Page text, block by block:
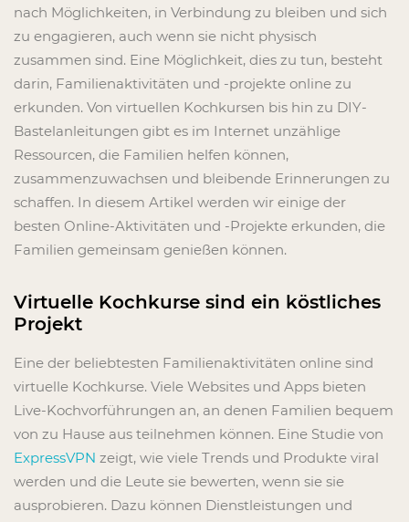
nach Möglichkeiten, in Verbindung zu bleiben und sich
zu engagieren, auch wenn sie nicht physisch
zusammen sind. Eine Möglichkeit, dies zu tun, besteht
darin, Familienaktivitäten und -projekte online zu
erkunden. Von virtuellen Kochkursen bis hin zu DIY-
Bastelanleitungen gibt es im Internet unzählige
Ressourcen, die Familien helfen können,
zusammenzuwachsen und bleibende Erinnerungen zu
schaffen. In diesem Artikel werden wir einige der
besten Online-Aktivitäten und -Projekte erkunden, die
Familien gemeinsam genießen können.
Virtuelle Kochkurse sind ein köstliches
Projekt
Eine der beliebtesten Familienaktivitäten online sind
virtuelle Kochkurse. Viele Websites und Apps bieten
Live-Kochvorführungen an, an denen Familien bequem
von zu Hause aus teilnehmen können. Eine Studie von
ExpressVPN zeigt, wie viele Trends und Produkte viral
werden und die Leute sie bewerten, wenn sie sie
ausprobieren. Dazu können Dienstleistungen und